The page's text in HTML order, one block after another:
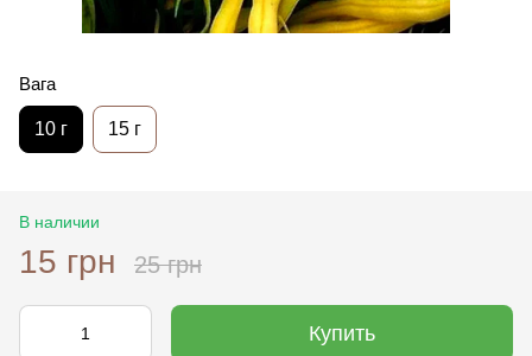
Вага
10 г 15 г
В наличии
15 грн 25 грн
Купить